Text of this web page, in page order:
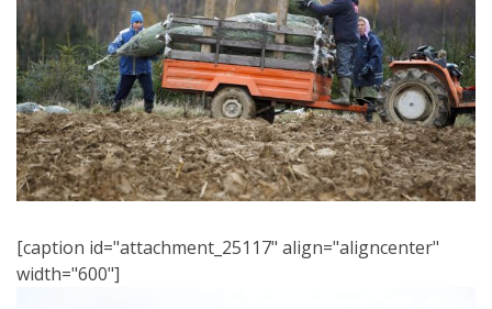
[caption id="attachment_25117" align="aligncenter"
width="600"]